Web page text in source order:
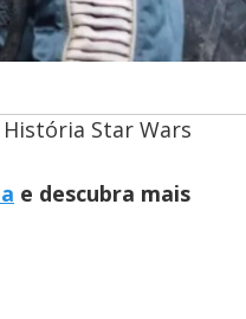
Star Wars
e descubra mais